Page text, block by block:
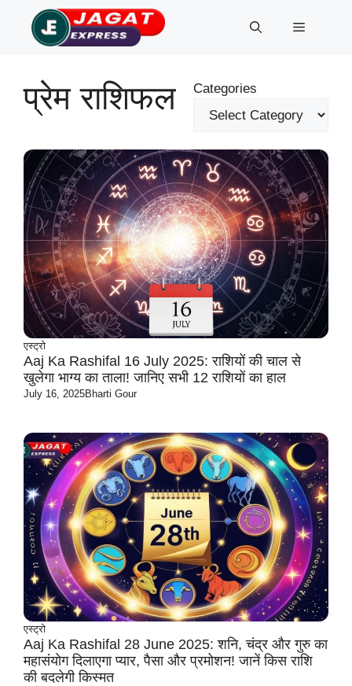
content
Menu
प्रेम राशिफल Categories
एस्ट्रो
Aaj Ka Rashifal 16 July 2025: राशियों की चाल से
खुलेगा भाग्य का ताला! जानिए सभी 12 राशियों का हाल
July 16, 2025Bharti Gour
एस्ट्रो
Aaj Ka Rashifal 28 June 2025: शनि, चंद्र और गुरु का
महासंयोग दिलाएगा प्यार, पैसा और प्रमोशन! जानें किस राशि
की बदलेगी किस्मत